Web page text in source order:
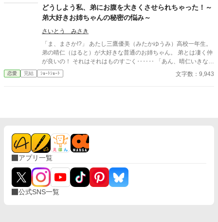
とを『チビ団子』と呼んだのだ。 医療従事者と思われるボサボサ
マスク男は運転手の処置をして、月が文句を言う間もなく、救急
車に同乗して去ってしまった。 最悪の出会いをし、二度と会いた
くない相手の正体は⁇ 作品はフィクションです。 本来の仕事内容
とは異なる描写があると思います。
どうしよう私、弟にお腹を大きくさせられちゃった！～
弟大好きお姉ちゃんの秘密の悩み～
さいとう みさき
「ま、まさか!?」 あたし三鷹優美（みたかゆうみ）高校一年生。
弟の晴仁（はると）が大好きな普通のお姉ちゃん。 弟とは凄く仲
が良いの！ それはそれはものすごく‥‥‥ 「あん、晴仁いきなり
そんなのお口に入らないよぉ～♡」 そんな関係のあたしたち。 で
もある日トイレであたしはアレが来そうなのになかなか来ないの
恋愛 完結 ｼｮｰﾄｼｮｰﾄ 文字数：9,943
アプリ一覧
公式SNS一覧